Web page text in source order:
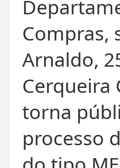
Compras,
Arnaldo,
Cerqueira
torna
processo